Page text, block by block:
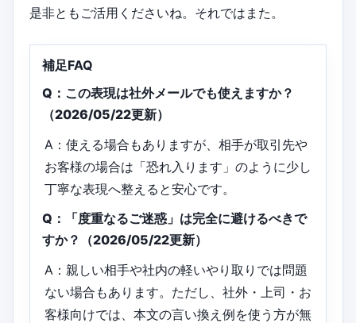
是非ともご活用くださいね。それではまた。
補足FAQ
Q：この表現は社外メールでも使えますか？
（2026/05/22更新）
A：使える場合もありますが、相手が取引先や
お客様の場合は「恐れ入ります」のように少し
丁寧な表現へ整えると安心です。
Q：「度重なるご迷惑」は完全に避けるべきで
すか？（2026/05/22更新）
A：親しい相手や社内の軽いやり取りでは問題
ない場合もあります。ただし、社外・上司・お
客様向けでは、本文の言い換え例を使う方が無